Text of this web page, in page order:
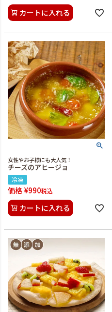
カートに入れる
女性やお子様にも大人気！
チーズのアヒージョ
冷凍
価格¥990税込
カートに入れる